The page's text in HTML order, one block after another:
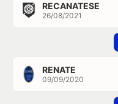
RECANATESE
26/08/2021
RENATE
09/09/2020